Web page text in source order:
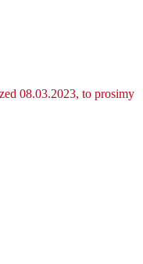
08.03.2023, to prosimy